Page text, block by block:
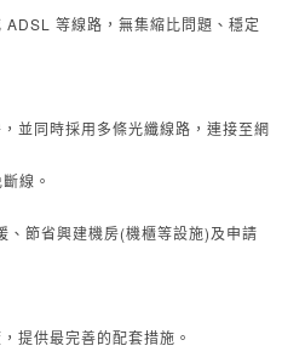
ADSL 等線路，無集縮比問題、穩定
，並同時採用多條光纖線路，連接至網
線。
、節省興建機房(機櫃等設施)及申請
提供最完善的配套措施。